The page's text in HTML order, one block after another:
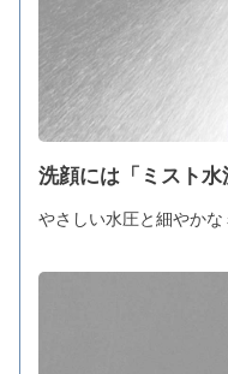
洗顔には「ミスト水
やさしい水圧と細やかな